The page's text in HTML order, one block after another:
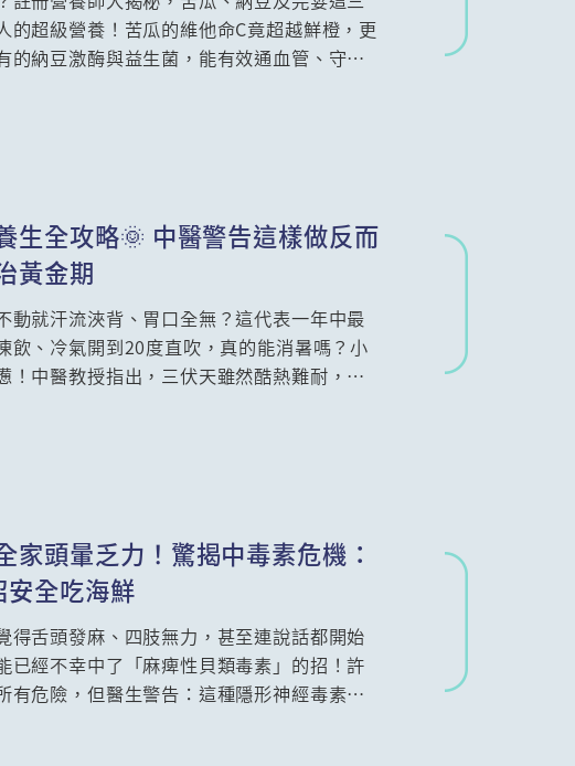
的超級營養！苦瓜的維他命C竟超越鮮橙，更
的納豆激酶與益生菌，能有效通血管、守護
生全攻略🌞 中醫警告這樣做反而
黃金期
動就汗流浹背、胃口全無？這代表一年中最
飲、冷氣開到20度直吹，真的能消暑嗎？小
！中醫教授指出，三伏天雖然酷熱難耐，卻
家頭暈乏力！驚揭中毒素危機：
全吃海鮮
得舌頭發麻、四肢無力，甚至連說話都開始
已經不幸中了「麻痺性貝類毒素」的招！許
有危險，但醫生警告：這種隱形神經毒素極